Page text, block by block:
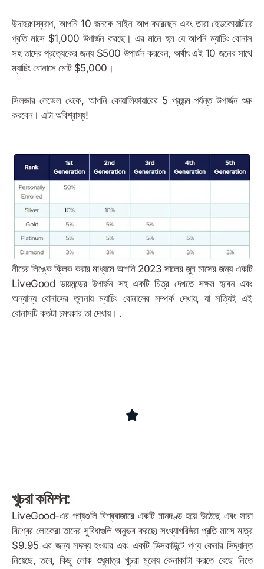
উদাহরণস্বরূপ, আপনি 10 জনকে সাইন আপ করেছেন এবং তারা হেডকোয়ার্টারে
প্রতি মাসে $1,000 উপার্জন করছে। এর মানে হল যে আপনি ম্যাচিং বোনাস
সহ তাদের প্রত্যেকের জন্য $500 উপার্জন করবেন, অর্থাৎ এই 10 জনের সাথে
ম্যাচিং বোনাসে মোট $5,000।
সিলভার লেভেল থেকে, আপনি কোয়ালিফায়ারের 5 প্রজন্ম পর্যন্ত উপার্জন শুরু
করবেন। এটা অবিশ্বাস্য!
নীচের লিঙ্কে ক্লিক করার মাধ্যমে আপনি 2023 সালের জুন মাসের জন্য একটি
LiveGood ডায়মন্ডের উপার্জন সহ একটি চিত্র দেখতে সক্ষম হবেন এবং
অন্যান্য বোনাসের তুলনায় ম্যাচিং বোনাসের সম্পর্ক দেখায়, যা সত্যিই এই
বোনাসটি কতটা চমৎকার তা দেখায়। .
খুচরা কমিশন:
LiveGood-এর পণ্যগুলি বিশ্ববাজারে একটি মানদণ্ড হয়ে উঠেছে এবং সারা
বিশ্বের লোকেরা তাদের সুবিধাগুলি অনুভব করছে৷ সংখ্যাগরিষ্ঠরা প্রতি মাসে মাত্র
$9.95 এর জন্য সদস্য হওয়ার এবং একটি ডিসকাউন্টে পণ্য কেনার সিদ্ধান্ত
নিয়েছে, তবে, কিছু লোক শুধুমাত্র খুচরা মূল্যে কেনাকাটা করতে বেছে নিতে